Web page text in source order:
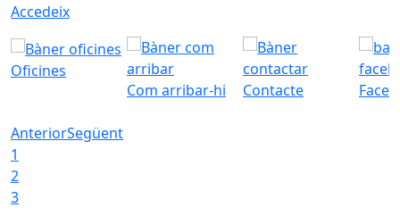
Accedeix
Oficines
Com arribar-hi
Contacte
AnteriorSegüent
1
2
3